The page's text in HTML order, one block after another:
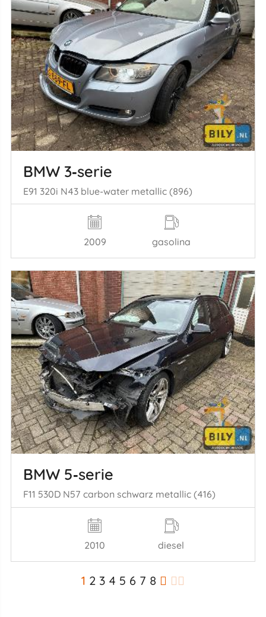
BMW 3‑serie
E91 320i N43 blue-water metallic (896)
2009 gasolina
BMW 5‑serie
F11 530D N57 carbon schwarz metallic (416)
2010 diesel
1 2 3 4 5 6 7 8